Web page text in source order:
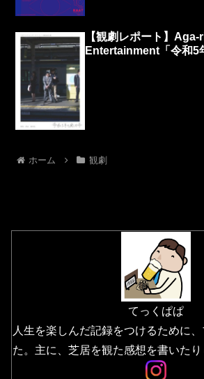
【観劇レポート】Aga-
Entertainment「令和5
ホーム 観劇
てっくぱぱ
人生を楽しんだ記録をつけるために
た。主に、芝居を観た感想を書いたり